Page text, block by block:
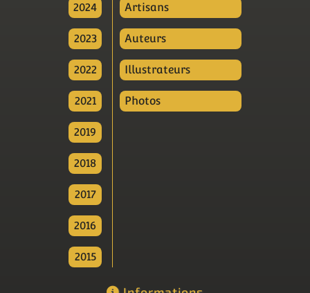
2024
2023
2022
2021
2019
2018
2017
2016
2015
Artisans
Auteurs
Illustrateurs
Photos